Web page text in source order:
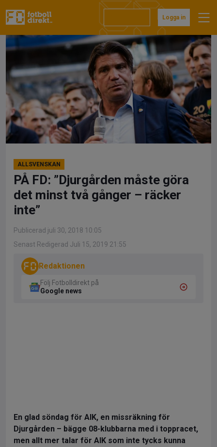
till
Logga in
ALLSVENSKAN
PÅ FD: ”Djurgården måste göra
det minst två gånger – räcker
inte”
Publicerad juli 30, 2018 10:05
Senast Redigerad Juli 15, 2019 21:55
Redaktionen
Följ Fotbolldirekt på
Google news
En glad söndag för AIK, en missräkning för
Djurgården – bägge 08-klubbarna med i toppracet,
men allt mer talar för AIK som inte tycks kunna